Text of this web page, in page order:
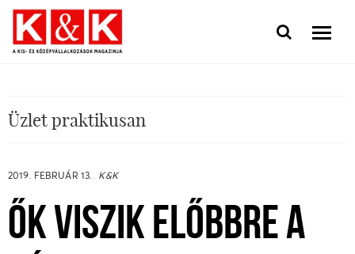
Üzlet praktikusan
2019. FEBRUÁR 13. K&K
ŐK VISZIK ELŐBBRE A